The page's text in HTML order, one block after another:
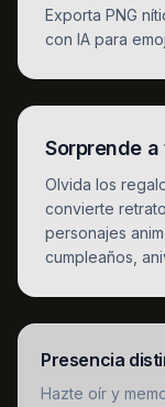
Exporta PNG
con IA para
Sorprende
Olvida los
convierte
personajes
cumpleaños,
Presencia
Hazte oír y